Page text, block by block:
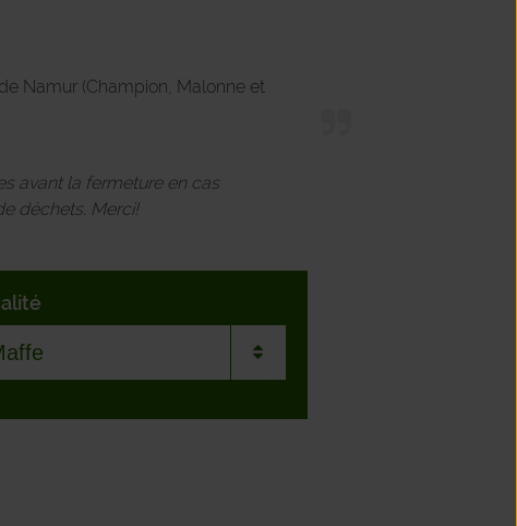
Namur (Champion, Malonne et
avant la fermeture en cas
déchets. Merci!